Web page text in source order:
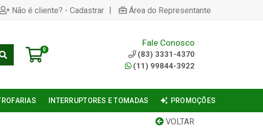
Não é cliente? - Cadastrar | Área do Representante
0
Fale Conosco
(83) 3331-4370
(11) 99844-3922
INTERRUPTORES E TOMADAS PROMOÇÕES
VOLTAR